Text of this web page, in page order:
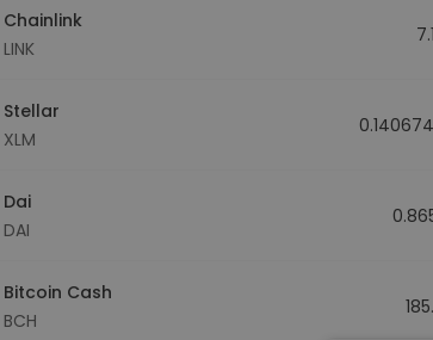
Chainlink
LINK
Stellar
XLM
Dai
DAI
Bitcoin Cash
BCH